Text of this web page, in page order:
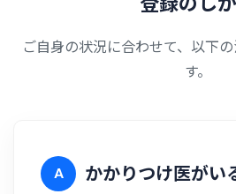
ご自身の状況に合わせて、以下
す。
A かかりつけ医がい